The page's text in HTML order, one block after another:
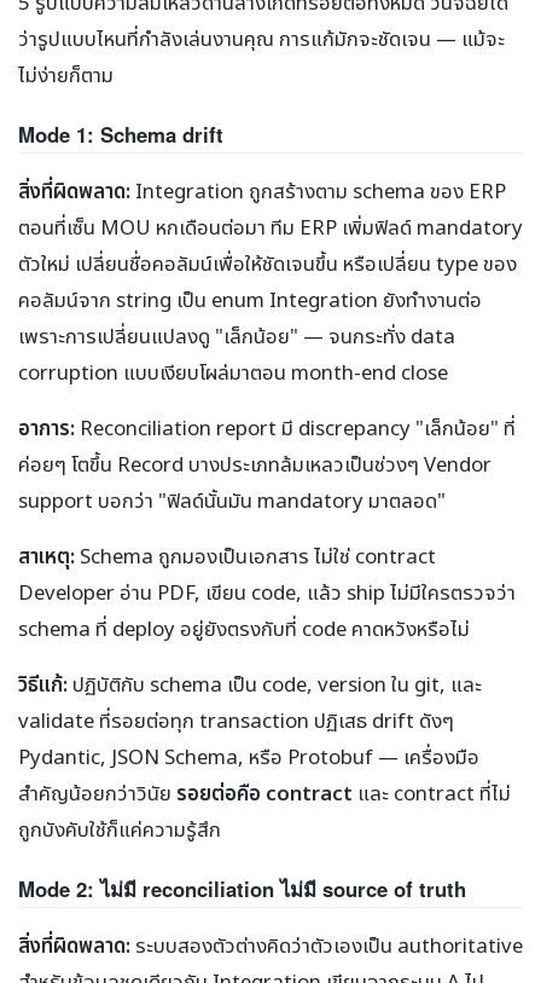
ว่ารูปแบบไหนที่กำลังเล่นงานคุณ การแก้มักจะชัดเจน — แม้จะ
ไม่ง่ายก็ตาม
Mode 1: Schema drift
สิ่งที่ผิดพลาด: Integration ถูกสร้างตาม schema ของ ERP
ตอนที่เซ็น MOU หกเดือนต่อมา ทีม ERP เพิ่มฟิลด์ mandatory
ตัวใหม่ เปลี่ยนชื่อคอลัมน์เพื่อให้ชัดเจนขึ้น หรือเปลี่ยน type ของ
คอลัมน์จาก string เป็น enum Integration ยังทำงานต่อ
เพราะการเปลี่ยนแปลงดู "เล็กน้อย" — จนกระทั่ง data
corruption แบบเงียบโผล่มาตอน month-end close
อาการ: Reconciliation report มี discrepancy "เล็กน้อย" ที่
ค่อยๆ โตขึ้น Record บางประเภทล้มเหลวเป็นช่วงๆ Vendor
support บอกว่า "ฟิลด์นั้นมัน mandatory มาตลอด"
สาเหตุ: Schema ถูกมองเป็นเอกสาร ไม่ใช่ contract
Developer อ่าน PDF, เขียน code, แล้ว ship ไม่มีใครตรวจว่า
schema ที่ deploy อยู่ยังตรงกับที่ code คาดหวังหรือไม่
วิธีแก้: ปฏิบัติกับ schema เป็น code, version ใน git, และ
validate ที่รอยต่อทุก transaction ปฏิเสธ drift ดังๆ
Pydantic, JSON Schema, หรือ Protobuf — เครื่องมือ
สำคัญน้อยกว่าวินัย รอยต่อคือ contract และ contract ที่ไม่
ถูกบังคับใช้ก็แค่ความรู้สึก
Mode 2: ไม่มี reconciliation ไม่มี source of truth
สิ่งที่ผิดพลาด: ระบบสองตัวต่างคิดว่าตัวเองเป็น authoritative